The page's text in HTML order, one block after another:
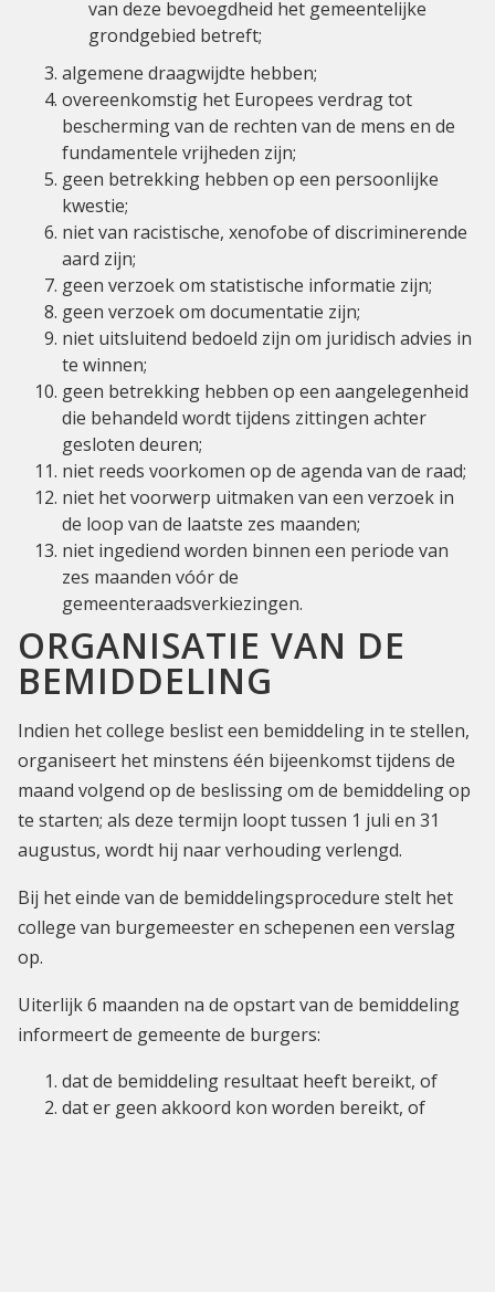
van deze bevoegdheid het gemeentelijke
grondgebied betreft;
algemene draagwijdte hebben;
overeenkomstig het Europees verdrag tot
bescherming van de rechten van de mens en de
fundamentele vrijheden zijn;
geen betrekking hebben op een persoonlijke
kwestie;
niet van racistische, xenofobe of discriminerende
aard zijn;
geen verzoek om statistische informatie zijn;
geen verzoek om documentatie zijn;
niet uitsluitend bedoeld zijn om juridisch advies in
te winnen;
geen betrekking hebben op een aangelegenheid
die behandeld wordt tijdens zittingen achter
gesloten deuren;
niet reeds voorkomen op de agenda van de raad;
niet het voorwerp uitmaken van een verzoek in
de loop van de laatste zes maanden;
niet ingediend worden binnen een periode van
zes maanden vóór de
gemeenteraadsverkiezingen.
ORGANISATIE VAN DE
BEMIDDELING
Indien het college beslist een bemiddeling in te stellen,
organiseert het minstens één bijeenkomst tijdens de
maand volgend op de beslissing om de bemiddeling op
te starten; als deze termijn loopt tussen 1 juli en 31
augustus, wordt hij naar verhouding verlengd.
Bij het einde van de bemiddelingsprocedure stelt het
college van burgemeester en schepenen een verslag
op.
Uiterlijk 6 maanden na de opstart van de bemiddeling
informeert de gemeente de burgers:
dat de bemiddeling resultaat heeft bereikt, of
dat er geen akkoord kon worden bereikt, of